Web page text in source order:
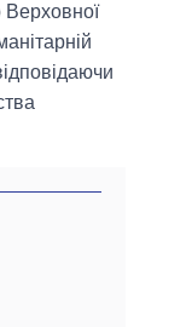
Верховної